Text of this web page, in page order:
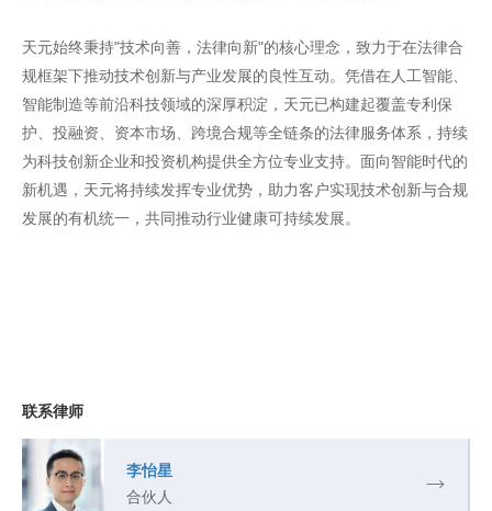
天元始终秉持"技术向善，法律向新"的核心理念，致力于在法律合
规框架下推动技术创新与产业发展的良性互动。凭借在人工智能、
智能制造等前沿科技领域的深厚积淀，天元已构建起覆盖专利保
护、投融资、资本市场、跨境合规等全链条的法律服务体系，持续
为科技创新企业和投资机构提供全方位专业支持。面向智能时代的
新机遇，天元将持续发挥专业优势，助力客户实现技术创新与合规
发展的有机统一，共同推动行业健康可持续发展。
联系律师
李怡星
合伙人